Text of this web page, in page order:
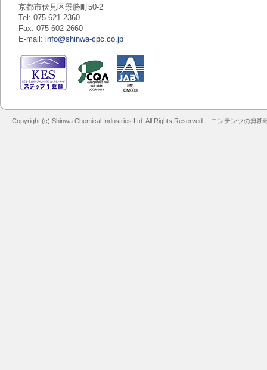
京都市伏見区景勝町50-2
Tel: 075-621-2360
Fax: 075-602-2660
E-mail: info@shinwa-cpc.co.jp
Copyright (c) Shinwa Chemical Industries Ltd. All Rights Reserved. コンテンツの無断